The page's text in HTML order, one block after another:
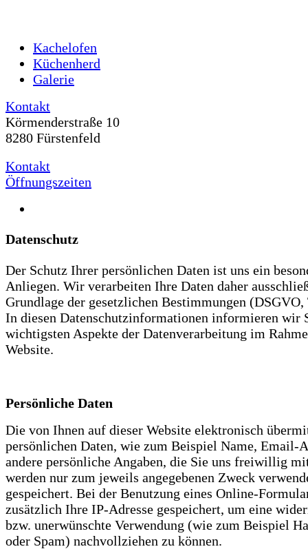
Kachelofen
Küchenherd
Galerie
Kontakt
Körmenderstraße 10
8280 Fürstenfeld
Kontakt
Öffnungszeiten
Datenschutz
Der Schutz Ihrer persönlichen Daten ist uns ein
Anliegen. Wir verarbeiten Ihre Daten daher
Grundlage der gesetzlichen Bestimmungen
In diesen Datenschutzinformationen informieren wir
wichtigsten Aspekte der Datenverarbeitung im
Website.
Persönliche Daten
Die von Ihnen auf dieser Website elektronisch
persönlichen Daten, wie zum Beispiel Name, Email-
andere persönliche Angaben, die Sie uns freiwillig
werden nur zum jeweils angegebenen Zweck
gespeichert. Bei der Benutzung eines Online-
zusätzlich Ihre IP-Adresse gespeichert, um eine
bzw. unerwünschte Verwendung (wie zum Beispiel
oder Spam) nachvollziehen zu können.